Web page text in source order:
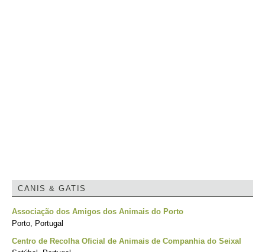
CANIS & GATIS
Associação dos Amigos dos Animais do Porto
Porto, Portugal
Centro de Recolha Oficial de Animais de Companhia do Seixal